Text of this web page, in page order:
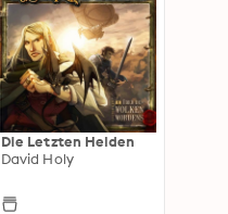
Die Letzten Helden
David Holy